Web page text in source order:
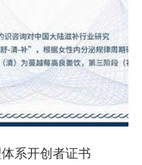
系开创者证书